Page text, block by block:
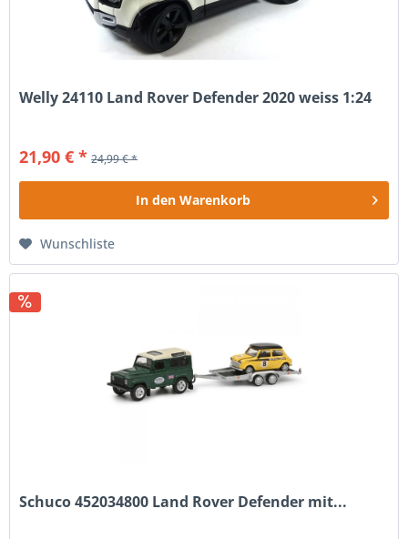
Welly 24110 Land Rover Defender 2020 weiss 1:24
21,90 € * 24,99 € *
In den Warenkorb
Wunschliste
Schuco 452034800 Land Rover Defender mit...